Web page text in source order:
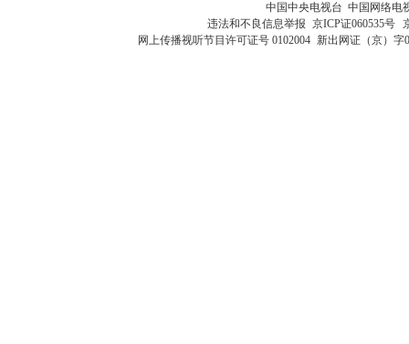
中国中央电视台 中国网络电
违法和不良信息举报 京ICP证060535号
网上传播视听节目许可证号 0102004 新出网证（京）